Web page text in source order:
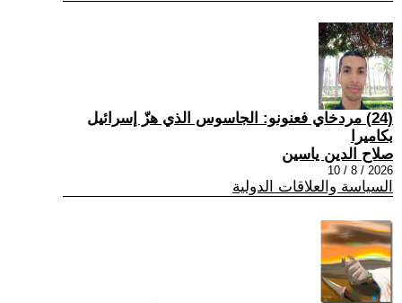
(24) مردخاي فعنونو: الجاسوس الذي هزّ إسرائيل
بكاميرا
صلاح الدين ياسين
2026 / 8 / 10
السياسة والعلاقات الدولية